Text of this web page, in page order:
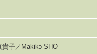
子／Makiko SHO